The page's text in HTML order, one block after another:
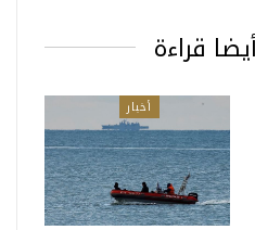
قراءة
أخبار